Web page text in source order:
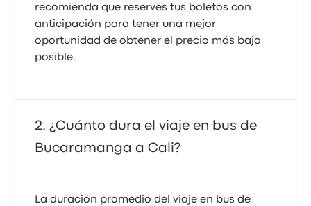
recomienda que reserves tus boletos con
anticipación para tener una mejor
oportunidad de obtener el precio más bajo
posible.
¿Cuánto dura el viaje en bus de
Bucaramanga a Cali?
La duración promedio del viaje en bus de